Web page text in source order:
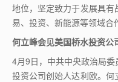
地位，坚定致力于发展具
易、投资、新能源等领域合
何立峰会见美国桥水投资公
4月9日，中共中央政治局
投资公司创始人达利欧。